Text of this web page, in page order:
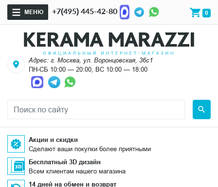
МЕНЮ +7(495) 445-42-80 0
Адрес: г. Москва, ул. Воронцовская, 36с1
ПН-СБ 10:00 — 20:00, ВС 10:00 — 18:00
Акции и скидки
Сделают ваши покупки более приятными
Бесплатный 3D дизайн
Всем клиентам нашего магазина
14 дней на обмен и возврат